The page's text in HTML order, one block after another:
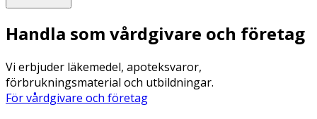
Handla som vårdgivare och företag
Vi erbjuder läkemedel, apoteksvaror,
förbrukningsmaterial och utbildningar.
För vårdgivare och företag